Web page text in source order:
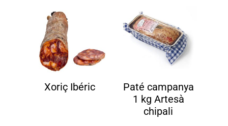
Xoriç Ibéric
Paté campanya
1 kg Artesà
chipali